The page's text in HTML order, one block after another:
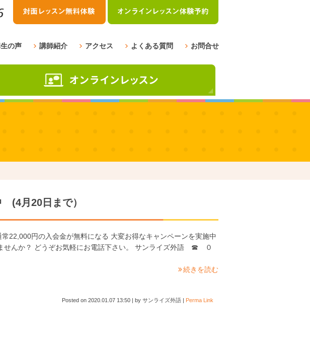
の声 講師紹介 アクセス よくある質問 お問合せ
(4月20日まで）
22,000円の入会金が無料になる 大変お得なキャンペーンを実施中
せんか？ どうぞお気軽にお電話下さい。 サンライズ外語 ☎ ０
続きを読む
Posted on 2020.01.07 13:50 | by サンライズ外語 | Perma Link